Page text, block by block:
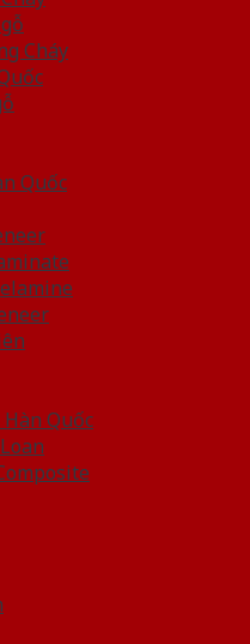
Cháy
Quốc
Quốc